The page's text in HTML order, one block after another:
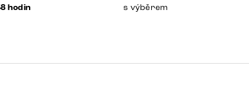
hodin
s výběrem